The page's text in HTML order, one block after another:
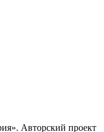
Авторский проект